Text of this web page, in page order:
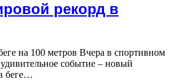
рекорд в
на 100 метров Вчера в спортивном
событие – новый
беге…